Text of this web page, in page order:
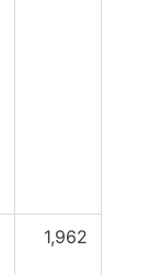
1,962